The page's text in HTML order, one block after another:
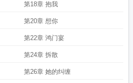
第18章 抱我
第20章 想你
第22章 鸿门宴
第24章 拆散
第26章 她的纠缠